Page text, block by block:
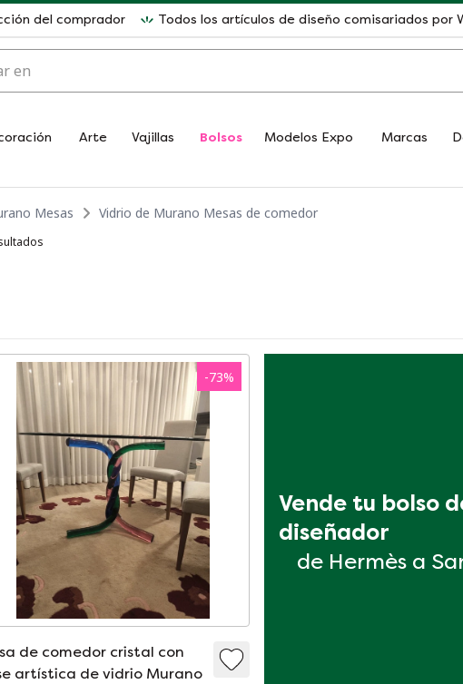
del comprador Todos los artículos de diseño comisariados por
Arte Vajillas Bolsos Modelos Expo Marcas
Mesas
Vidrio de Murano Mesas de comedor
-73%
de comedor cristal con
artística de vidrio Murano
Vende tu bolso
diseñador
de Hermès a